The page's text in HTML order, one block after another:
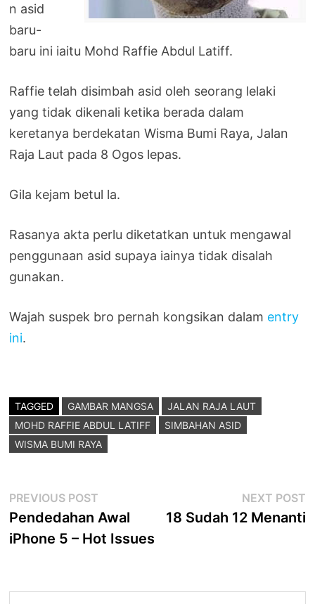
n asid
baru-
baru ini iaitu Mohd Raffie Abdul Latiff.
Raffie telah disimbah asid oleh seorang lelaki
yang tidak dikenali ketika berada dalam
keretanya berdekatan Wisma Bumi Raya, Jalan
Raja Laut pada 8 Ogos lepas.
Gila kejam betul la.
Rasanya akta perlu diketatkan untuk mengawal
penggunaan asid supaya iainya tidak disalah
gunakan.
Wajah suspek bro pernah kongsikan dalam entry
ini.
TAGGED GAMBAR MANGSA
JALAN RAJA LAUT
MOHD RAFFIE ABDUL LATIFF
SIMBAHAN ASID
WISMA BUMI RAYA
Post
navigation
PREVIOUS POST
post:
Pendedahan Awal
iPhone 5 – Hot Issues
NEXT POST
18 Sudah 12 Menanti